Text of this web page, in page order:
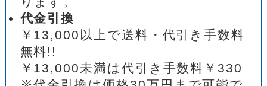
代金引換
￥13,000以上で送料・代引き手数料
無料!!
￥13,000未満は代引き手数料￥330